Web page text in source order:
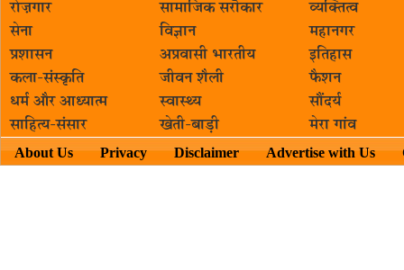
रोज़गार सामाजिक सरॊकार‌
व्यक्तित्व
सेना
विज्ञान
महानगर
प्रशासन
अप्रवासी भारतीय
इतिहास
कला-संस्कृति
जीवन शैली
फैशन
धर्म और आध्यात्म
स्वास्थ्य
सौंदर्य
साहित्य-संसार
खेती-बाड़ी मेरा गांव
About Us Privacy Disclaimer Advertise with Us